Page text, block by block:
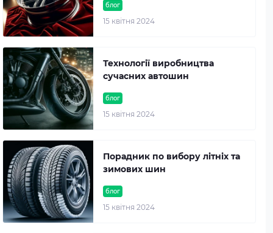
блог
15 квітня 2024
блог
15 квітня 2024
Технології виробництва
сучасних автошин
блог
15 квітня 2024
Порадник по вибору літніх та
зимових шин